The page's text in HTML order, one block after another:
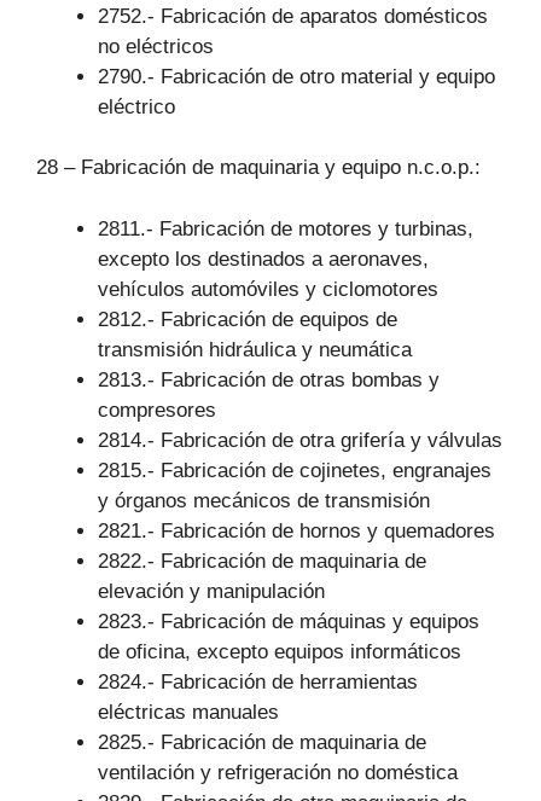
2752.- Fabricación de aparatos domésticos
no eléctricos
2790.- Fabricación de otro material y equipo
eléctrico
28 – Fabricación de maquinaria y equipo n.c.o.p.:
2811.- Fabricación de motores y turbinas,
excepto los destinados a aeronaves,
vehículos automóviles y ciclomotores
2812.- Fabricación de equipos de
transmisión hidráulica y neumática
2813.- Fabricación de otras bombas y
compresores
2814.- Fabricación de otra grifería y válvulas
2815.- Fabricación de cojinetes, engranajes
y órganos mecánicos de transmisión
2821.- Fabricación de hornos y quemadores
2822.- Fabricación de maquinaria de
elevación y manipulación
2823.- Fabricación de máquinas y equipos
de oficina, excepto equipos informáticos
2824.- Fabricación de herramientas
eléctricas manuales
2825.- Fabricación de maquinaria de
ventilación y refrigeración no doméstica